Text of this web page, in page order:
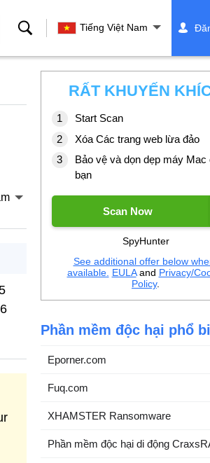
Tìm
kiếm
Tiếng Việt Nam
RẤT KHUYẾN
Start Scan
Xóa Các trang web lừa đảo
Bảo vệ và dọn dẹp máy Mac
bạn
Scan Now
SpyHunter
See additional offer below
available. EULAand Privacy/
Policy.
Phần mềm độc hại phổ
Eporner.com
Fuq.com
XHAMSTER Ransomware
Phần mềm độc hại di động